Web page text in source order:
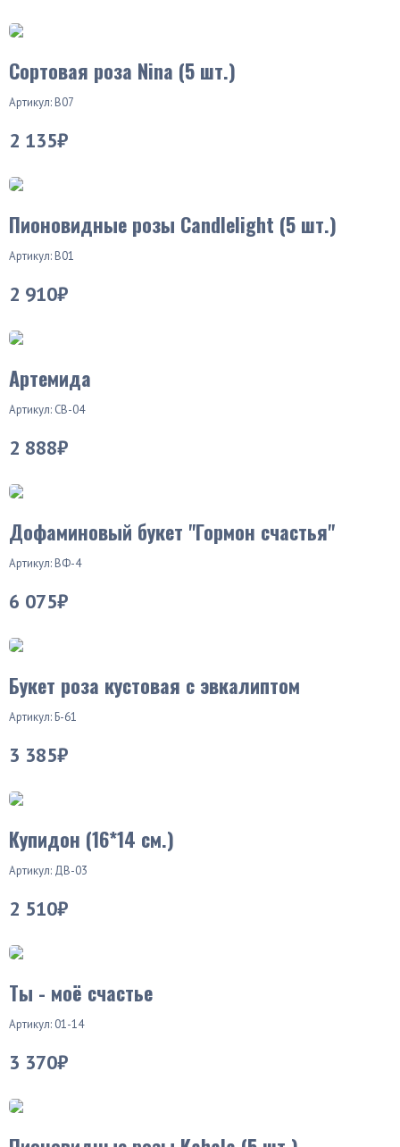
Сортовая роза Nina (5 шт.)
Артикул: В07
2 135₽
Пионовидные розы Candlelight (5 шт.)
Артикул: В01
2 910₽
Артемида
Артикул: СВ-04
2 888₽
Дофаминовый букет "Гормон счастья"
Артикул: ВФ-4
6 075₽
Букет роза кустовая с эвкалиптом
Артикул: Б-61
3 385₽
Купидон (16*14 см.)
Артикул: ДВ-03
2 510₽
Ты - моё счастье
Артикул: 01-14
3 370₽